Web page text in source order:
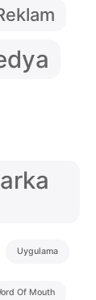
Uygulama
Of Mouth